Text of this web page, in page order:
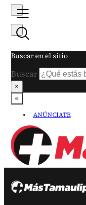
Buscar en el sitio
Buscar
×
ANÚNCIATE